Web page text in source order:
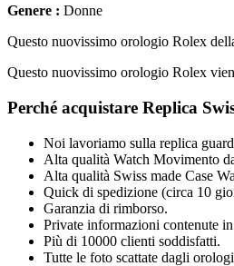
Genere : Donne
Questo nuovissimo orologio Rolex
Questo nuovissimo orologio Rolex
Perché acquistare Replica
Noi lavoriamo sulla replica
Alta qualità Watch Movimento
Alta qualità Swiss made Case
Quick di spedizione (circa 10
Garanzia di rimborso.
Private informazioni contenute
Più di 10000 clienti soddisfatti.
Tutte le foto scattate dagli